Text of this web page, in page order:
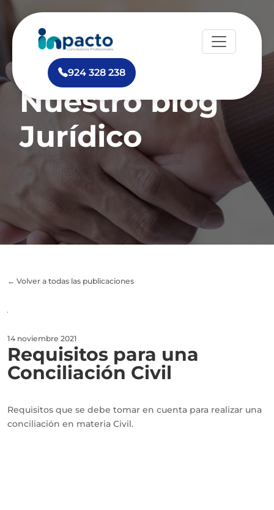
924 328 238
Nuestro blog
Jurídico
← Volver a todas las publicaciones
14 noviembre 2021
Requisitos para una
Conciliación Civil
Requisitos que se debe tomar en cuenta para realizar una
conciliación en materia Civil.